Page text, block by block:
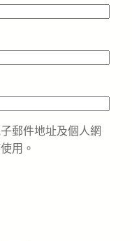
郵件地址及個人網
用。